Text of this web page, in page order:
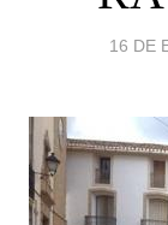
16 DE